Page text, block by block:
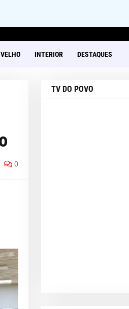
INTERIOR DESTAQUES
0
TV DO POVO